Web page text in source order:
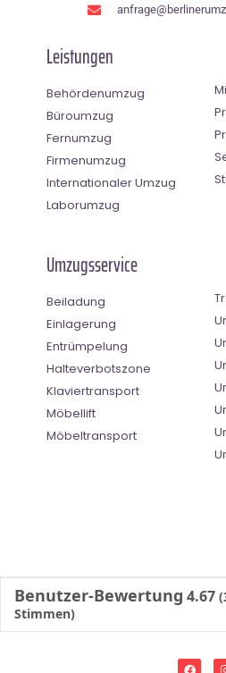
Leistungen
Behördenumzug
Büroumzug
Fernumzug
Firmenumzug
Internationaler Umzug
Laborumzug
Umzugsservice
Beiladung
Einlagerung
Entrümpelung
Halteverbotszone
Klaviertransport
Möbellift
Möbeltransport
Benutzer-Bewertung 4.67 (
Stimmen)